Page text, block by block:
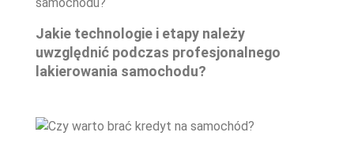
Jakie technologie i etapy należy
uwzględnić podczas profesjonalnego
lakierowania samochodu?